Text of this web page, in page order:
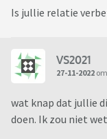
Is jullie relatie
VS2021
27-11-2022
wat knap dat jullie
doen. Ik zou niet